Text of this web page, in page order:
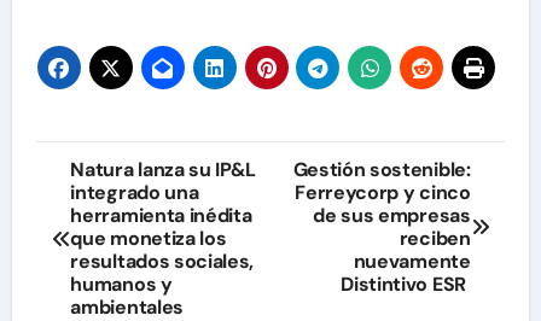
Navegación
de
entradas
Natura lanza su IP&L
integrado una
herramienta inédita
que monetiza los
resultados sociales,
humanos y
ambientales
Gestión sostenible:
Ferreycorp y cinco
de sus empresas
reciben
nuevamente
Distintivo ESR